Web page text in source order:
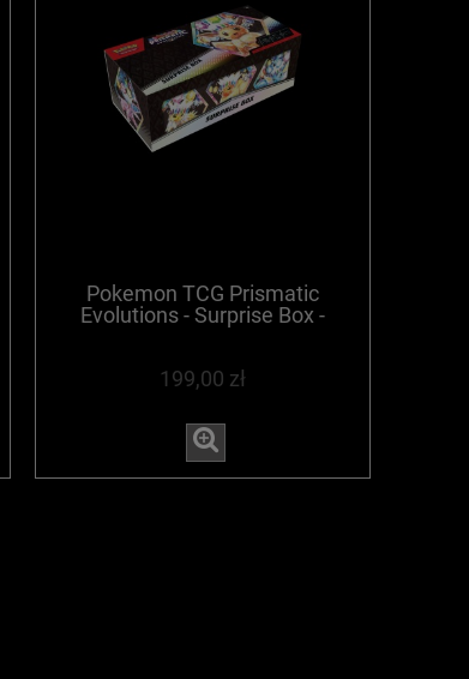
Pokemon TCG Prismatic
Evolutions - Surprise Box -
199,00 zł